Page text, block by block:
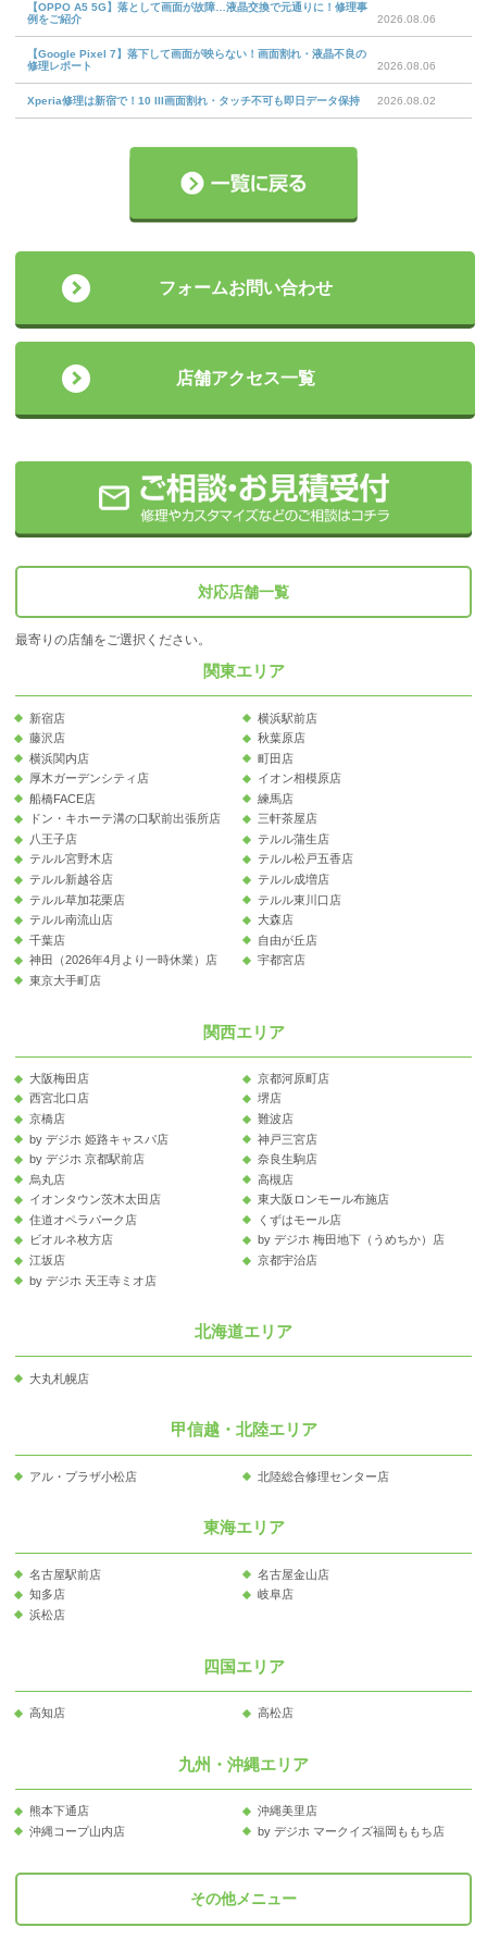
【OPPO A5 5G】落として画面が故障…液晶交換で元通りに！修理事
例をご紹介
2026.08.06
【Google Pixel 7】落下して画面が映らない！画面割れ・液晶不良の
修理レポート
2026.08.06
Xperia修理は新宿で！10 III画面割れ・タッチ不可も即日データ保持 2026.08.02
フォームお問い合わせ
店舗アクセス一覧
対応店舗一覧
最寄りの店舗をご選択ください。
関東エリア
新宿店
横浜駅前店
藤沢店
秋葉原店
横浜関内店
町田店
厚木ガーデンシティ店
イオン相模原店
船橋FACE店
練馬店
ドン・キホーテ溝の口駅前出張所店
三軒茶屋店
八王子店
テルル蒲生店
テルル宮野木店
テルル松戸五香店
テルル新越谷店
テルル成増店
テルル草加花栗店
テルル東川口店
テルル南流山店
大森店
千葉店
自由が丘店
神田（2026年4月より一時休業）店
宇都宮店
東京大手町店
関西エリア
大阪梅田店
京都河原町店
西宮北口店
堺店
京橋店
難波店
by デジホ 姫路キャスパ店
神戸三宮店
by デジホ 京都駅前店
奈良生駒店
烏丸店
高槻店
イオンタウン茨木太田店
東大阪ロンモール布施店
住道オペラパーク店
くずはモール店
ビオルネ枚方店
by デジホ 梅田地下（うめちか）店
江坂店
京都宇治店
by デジホ 天王寺ミオ店
北海道エリア
大丸札幌店
甲信越・北陸エリア
アル・プラザ小松店 北陸総合修理センター店
東海エリア
名古屋駅前店
名古屋金山店
知多店
岐阜店
浜松店
四国エリア
高知店 高松店
九州・沖縄エリア
熊本下通店
沖縄美里店
沖縄コープ山内店
by デジホ マークイズ福岡ももち店
その他メニュー